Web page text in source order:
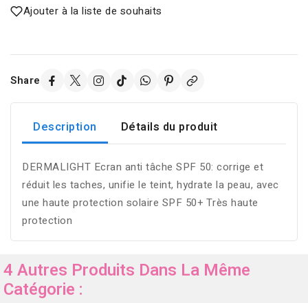
Ajouter à la liste de souhaits
Share
Description Détails du produit
DERMALIGHT Ecran anti tâche SPF 50: corrige et
réduit les taches, unifie le teint, hydrate la peau, avec
une haute protection solaire SPF 50+ Très haute
protection
4 Autres Produits Dans La Même
Catégorie :